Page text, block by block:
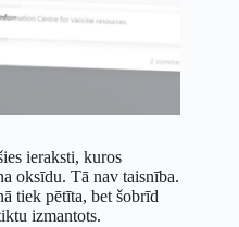
ieraksti, kuros
oksīdu. Tā nav taisnība.
tiek pētīta, bet šobrīd
izmantots.